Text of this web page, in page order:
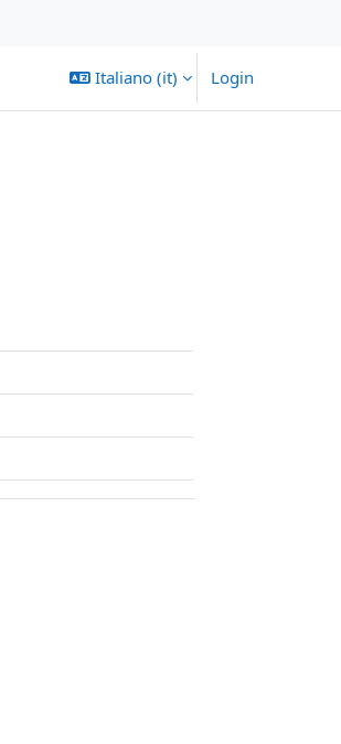
Italiano ‎(it)‎ Login